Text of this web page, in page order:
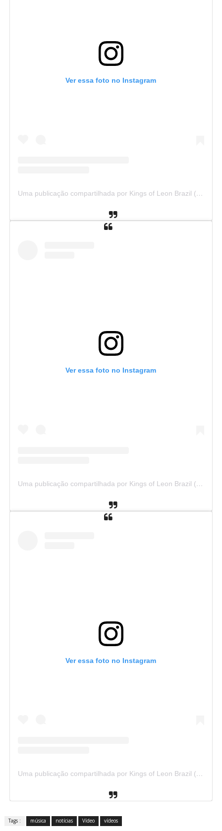
Ver essa foto no Instagram
Uma publicação compartilhada por Kings of Leon Brazil (@kolbrazil)
Ver essa foto no Instagram
Uma publicação compartilhada por Kings of Leon Brazil (@kolbrazil)
Ver essa foto no Instagram
Uma publicação compartilhada por Kings of Leon Brazil (@kolbrazil)
Tags : música notícias Vídeo vídeos